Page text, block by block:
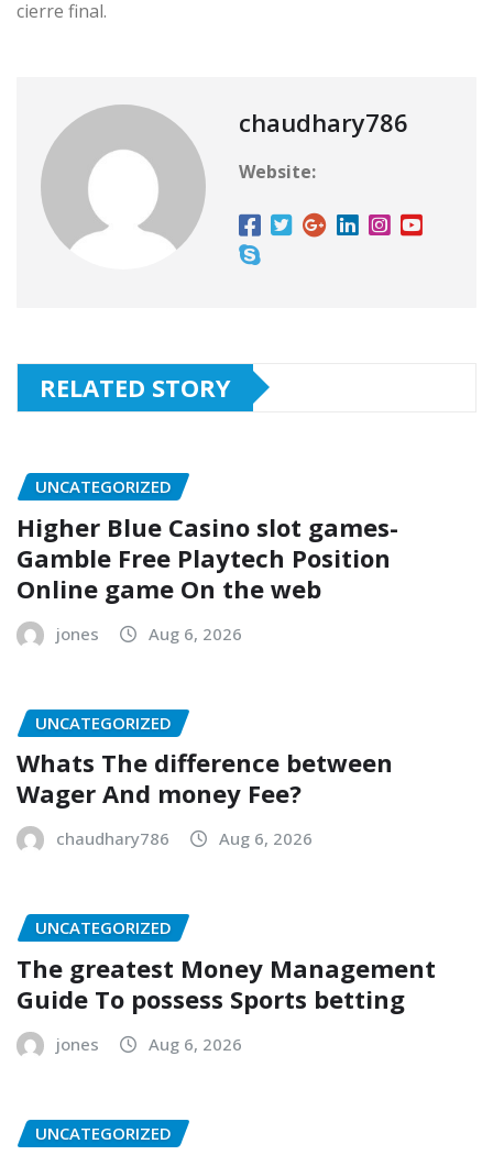
cierre final.
chaudhary786
Website:
RELATED STORY
UNCATEGORIZED
Higher Blue Casino slot games-
Gamble Free Playtech Position
Online game On the web
jones Aug 6, 2026
UNCATEGORIZED
Whats The difference between
Wager And money Fee?
chaudhary786 Aug 6, 2026
UNCATEGORIZED
The greatest Money Management
Guide To possess Sports betting
jones Aug 6, 2026
UNCATEGORIZED